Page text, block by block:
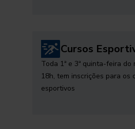
Cursos
Toda 1ª e 3ª quinta-feira do
18h, tem inscrições para os
esportivos